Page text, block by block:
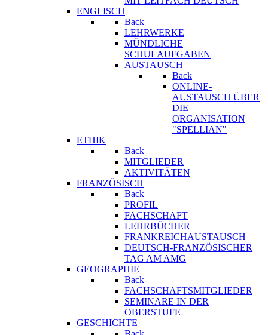
ENGLISCH
Back
LEHRWERKE
MÜNDLICHE
SCHULAUFGABEN
AUSTAUSCH
Back
ONLINE-
AUSTAUSCH ÜBER
DIE
ORGANISATION
"SPELLIAN"
ETHIK
Back
MITGLIEDER
AKTIVITÄTEN
FRANZÖSISCH
Back
PROFIL
FACHSCHAFT
LEHRBÜCHER
FRANKREICHAUSTAUSCH
DEUTSCH-FRANZÖSISCHER
TAG AM AMG
GEOGRAPHIE
Back
FACHSCHAFTSMITGLIEDER
SEMINARE IN DER
OBERSTUFE
GESCHICHTE